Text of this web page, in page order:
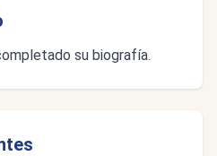
su biografía.